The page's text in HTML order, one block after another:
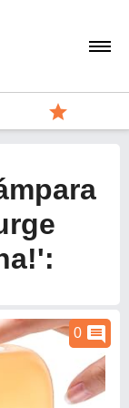
star
0 comment